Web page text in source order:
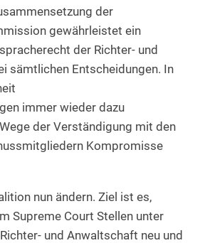
der
gewährleistet ein
der Richter- und
sämtlichen Entscheidungen. In
immer wieder dazu
der Verständigung mit den
Kompromisse
nun ändern. Ziel ist es,
Supreme Court Stellen unter
und Anwaltschaft neu und